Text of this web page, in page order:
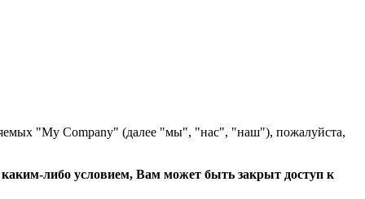
"My Company" (далее "мы", "нас", "наш"), пожалуйста,
либо условием, Вам может быть закрыт доступ к